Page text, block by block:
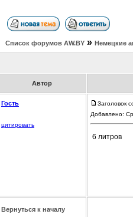
Список форумов АW.BY » Немецкие
Автор
Гость
цитировать
Заголовок
Добавлено:
6 литров
Вернуться к началу